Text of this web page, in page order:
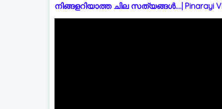
നിങ്ങളറിയാത്ത ചില സത്യങ്ങൾ....| Pinarayi